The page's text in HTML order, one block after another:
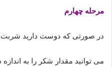
مرحله چهارم
در صورتی که دوست دارید شربت
می توانید مقدار شکر را به